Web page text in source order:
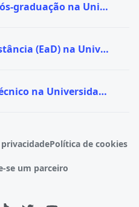
Ver todas as vagas de Pós-graduação na Universidade Brasília
Ver todas as vagas A distância (EaD) na Universidade Brasília
Ver todas as vagas de Técnico na Universidade Brasília
Política de cookies
se um parceiro